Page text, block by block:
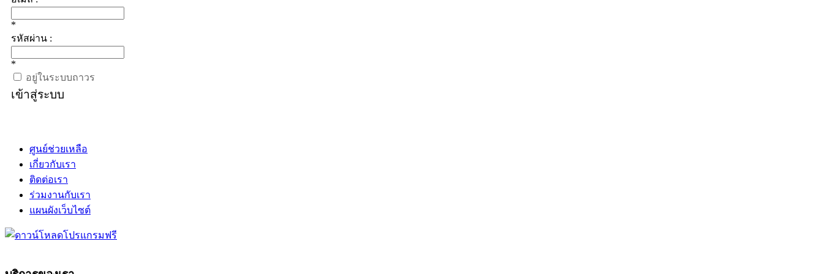
*
รหัสผ่าน :
*
อยู่ในระบบถาวร
เข้าสู่ระบบ
ศูนย์ช่วยเหลือ
เกี่ยวกับเรา
ติดต่อเรา
ร่วมงานกับเรา
แผนผังเว็บไซต์